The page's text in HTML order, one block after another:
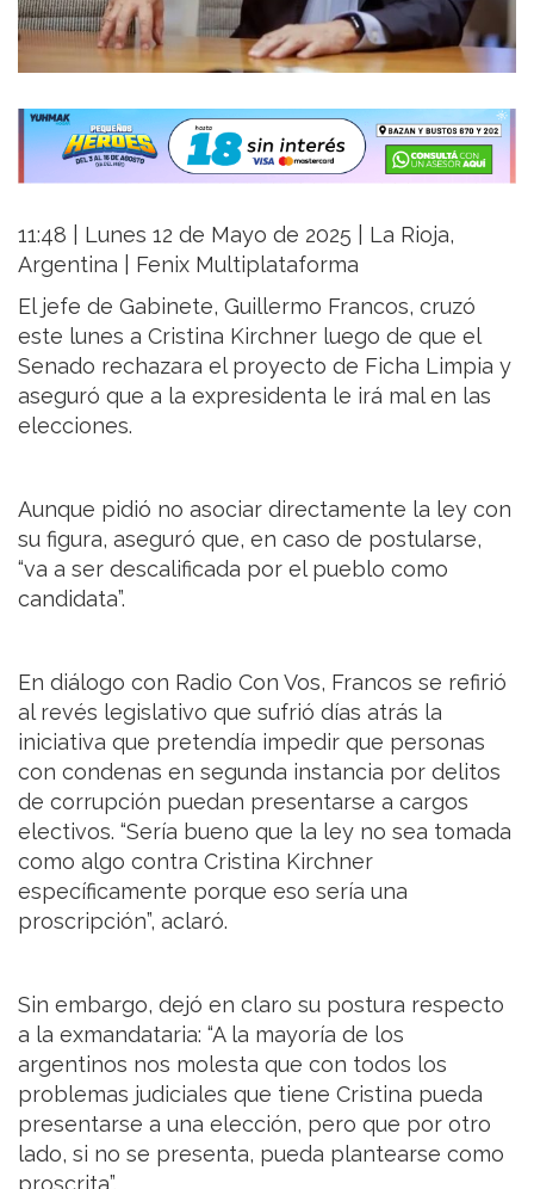
11:48 | Lunes 12 de Mayo de 2025 | La Rioja,
Argentina | Fenix Multiplataforma
El jefe de Gabinete, Guillermo Francos, cruzó
este lunes a Cristina Kirchner luego de que el
Senado rechazara el proyecto de Ficha Limpia y
aseguró que a la expresidenta le irá mal en las
elecciones.
Aunque pidió no asociar directamente la ley con
su figura, aseguró que, en caso de postularse,
“va a ser descalificada por el pueblo como
candidata”.
En diálogo con Radio Con Vos, Francos se refirió
al revés legislativo que sufrió días atrás la
iniciativa que pretendía impedir que personas
con condenas en segunda instancia por delitos
de corrupción puedan presentarse a cargos
electivos. “Sería bueno que la ley no sea tomada
como algo contra Cristina Kirchner
específicamente porque eso sería una
proscripción”, aclaró.
Sin embargo, dejó en claro su postura respecto
a la exmandataria: “A la mayoría de los
argentinos nos molesta que con todos los
problemas judiciales que tiene Cristina pueda
presentarse a una elección, pero que por otro
lado, si no se presenta, pueda plantearse como
proscrita”.